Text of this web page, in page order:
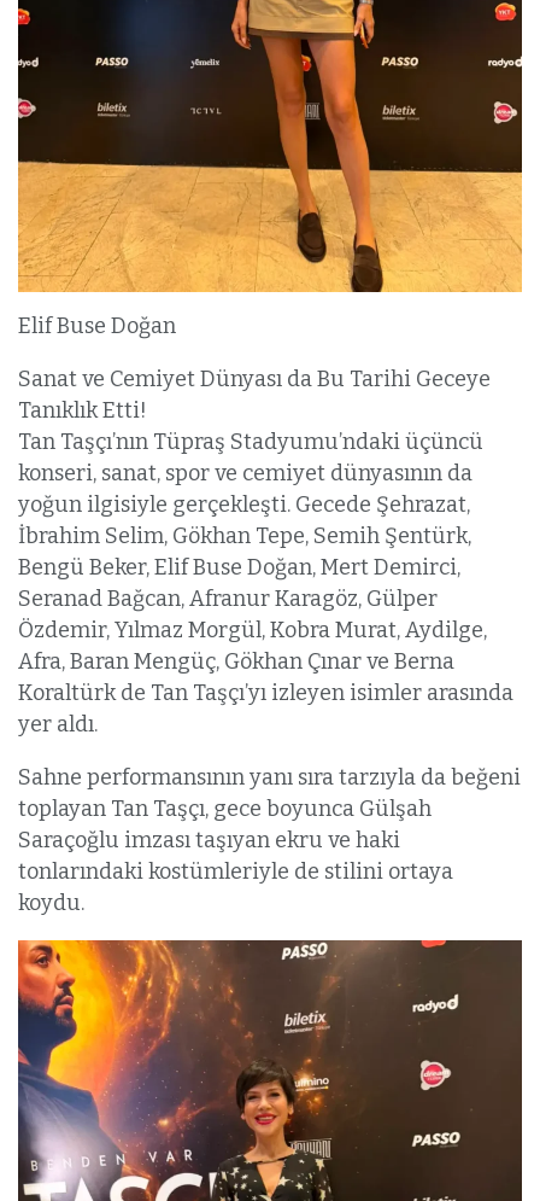
Elif Buse Doğan
Sanat ve Cemiyet Dünyası da Bu Tarihi Geceye
Tanıklık Etti!
Tan Taşçı’nın Tüpraş Stadyumu’ndaki üçüncü
konseri, sanat, spor ve cemiyet dünyasının da
yoğun ilgisiyle gerçekleşti. Gecede Şehrazat,
İbrahim Selim, Gökhan Tepe, Semih Şentürk,
Bengü Beker, Elif Buse Doğan, Mert Demirci,
Seranad Bağcan, Afranur Karagöz, Gülper
Özdemir, Yılmaz Morgül, Kobra Murat, Aydilge,
Afra, Baran Mengüç, Gökhan Çınar ve Berna
Koraltürk de Tan Taşçı’yı izleyen isimler arasında
yer aldı.
Sahne performansının yanı sıra tarzıyla da beğeni
toplayan Tan Taşçı, gece boyunca Gülşah
Saraçoğlu imzası taşıyan ekru ve haki
tonlarındaki kostümleriyle de stilini ortaya
koydu.